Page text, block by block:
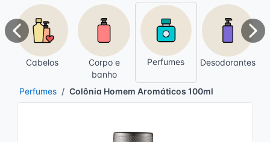
Cabelos
Corpo e
banho
Perfumes Desodorantes
Anterior
Perfumes Colônia Homem Aromáticos 100ml